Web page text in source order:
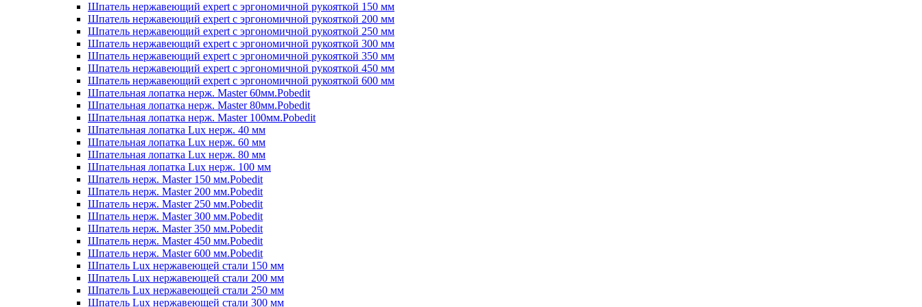
Шпатель нержавеющий expert с эргономичной рукояткой 150 мм
Шпатель нержавеющий expert с эргономичной рукояткой 200 мм
Шпатель нержавеющий expert с эргономичной рукояткой 250 мм
Шпатель нержавеющий expert с эргономичной рукояткой 300 мм
Шпатель нержавеющий expert с эргономичной рукояткой 350 мм
Шпатель нержавеющий expert с эргономичной рукояткой 450 мм
Шпатель нержавеющий expert с эргономичной рукояткой 600 мм
Шпательная лопатка нерж. Master 60мм.Pobedit
Шпательная лопатка нерж. Master 80мм.Pobedit
Шпательная лопатка нерж. Master 100мм.Pobedit
Шпательная лопатка Lux нерж. 40 мм
Шпательная лопатка Lux нерж. 60 мм
Шпательная лопатка Lux нерж. 80 мм
Шпательная лопатка Lux нерж. 100 мм
Шпатель нерж. Master 150 мм.Pobedit
Шпатель нерж. Master 200 мм.Pobedit
Шпатель нерж. Master 250 мм.Pobedit
Шпатель нерж. Master 300 мм.Pobedit
Шпатель нерж. Master 350 мм.Pobedit
Шпатель нерж. Master 450 мм.Pobedit
Шпатель нерж. Master 600 мм.Pobedit
Шпатель Lux нержавеющей стали 150 мм
Шпатель Lux нержавеющей стали 200 мм
Шпатель Lux нержавеющей стали 250 мм
Шпатель Lux нержавеющей стали 300 мм